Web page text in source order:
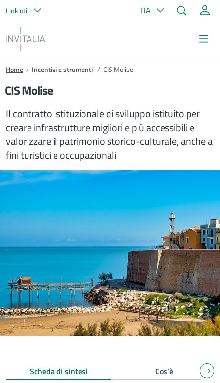
Salta al contenuto principale
Link utili ITA Cerca
Invitalia
Briciole di pane
Home / Incentivi e strumenti / CIS Molise
CIS Molise
Il contratto istituzionale di sviluppo istituito per
creare infrastrutture migliori e più accessibili e
valorizzare il patrimonio storico-culturale, anche a
fini turistici e occupazionali
Scheda di sintesi Cos’è